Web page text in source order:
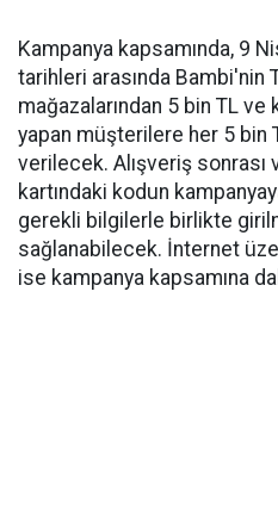
Kampanya kapsamında, 9
tarihleri arasında
mağazalarından 5 bin TL ve
yapan müşterilere her 5 bin
verilecek. Alışveriş sonrası
kartındaki kodun
gerekli bilgilerle birlikte
sağlanabilecek. İnternet
ise kampanya kapsamına